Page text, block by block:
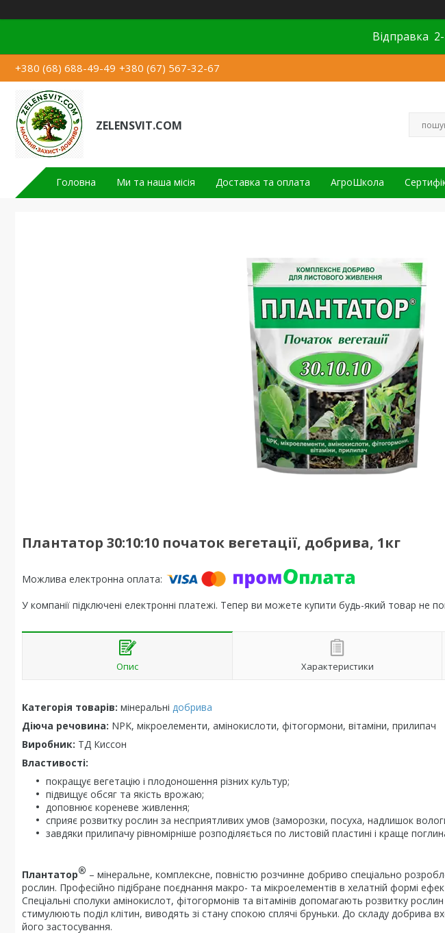
Відправка 2-
+380 (68) 688-49-49 +380 (67) 567-32-67
ZELENSVIT.COM
Головна Ми та наша місія Доставка та оплата АгроШкола
Плантатор 30:10:10 початок вегетації, добрива, 1кг
У компанії підключені електронні платежі. Тепер ви можете купити будь-який товар не
Опис Характеристики
Категорія товарів: мінеральні добрива
Діюча речовина: NPK, мікроелементи, амінокислоти, фітогормони, вітаміни, прилипач
Виробник: ТД Киссон
Властивості:
покращує вегетацію і плодоношення різних культур;
підвищує обсяг та якість врожаю;
доповнює кореневе живлення;
сприяє розвитку рослин за несприятливих умов (заморозки, посуха, надлишок
завдяки прилипачу рівномірніше розподіляється по листовій пластині і краще
Плантатор® – мінеральне, комплексне, повністю розчинне добриво спеціально
рослин. Професійно підібране поєднання макро- та мікроелементів в хелатній формі
Спеціальні сполуки амінокислот, фітогормонів та вітамінів допомагають розвитку
стимулюють поділ клітин, виводять зі стану спокою сплячі бруньки. До складу добрива
його застосування.